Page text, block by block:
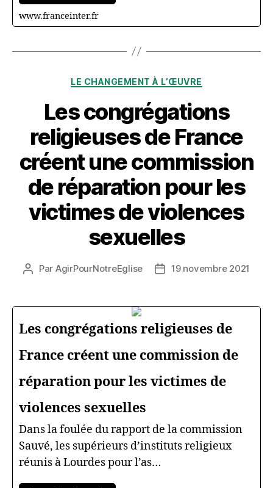
www.franceinter.fr
Catégories
LE CHANGEMENT À L’ŒUVRE
Les congrégations
religieuses de France
créent une commission
de réparation pour les
victimes de violences
sexuelles
Auteur
Par AgirPourNotreEglise
Date19 novembre 2021
Les congrégations religieuses de
France créent une commission de
réparation pour les victimes de
violences sexuelles
Dans la foulée du rapport de la commission
Sauvé, les supérieurs d’instituts religieux
réunis à Lourdes pour l’as…